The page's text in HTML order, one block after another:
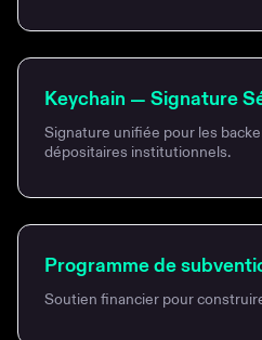
Keychain — Signature
Signature unifiée pour les
dépositaires institutionnels.
Programme de
Soutien financier pour